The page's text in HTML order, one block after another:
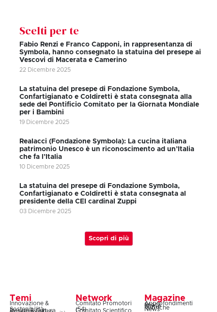
Scelti per te
Fabio Renzi e Franco Capponi, in rappresentanza di
Symbola, hanno consegnato la statuina del presepe ai
Vescovi di Macerata e Camerino
22 Dicembre 2025
La statuina del presepe di Fondazione Symbola,
Confartigianato e Coldiretti è stata consegnata alla
sede del Pontificio Comitato per la Giornata Mondiale
per i Bambini
19 Dicembre 2025
Realacci (Fondazione Symbola): La cucina italiana
patrimonio Unesco è un riconoscimento ad un’Italia
che fa l’Italia
10 Dicembre 2025
La statuina del presepe di Fondazione Symbola,
Confartigianato e Coldiretti è stata consegnata al
presidente della CEI cardinal Zuppi
03 Dicembre 2025
Scopri di più
Temi
Innovazione &
Sostenibilità
Design & Cultura
Network
Comitato Promotori
(54)
Comitato Scientifico
Magazine
Approfondimenti
Snack
Storie
Rubriche
News